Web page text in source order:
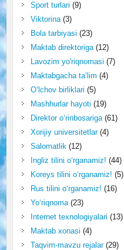
Sport turlari (9)
Viktorina(3)
Bola tarbiyasi (23)
Maktab direktoriga(12)
Lavozim yo'riqnomasi (7)
Maktabgacha ta’lim (4)
O‘lchov birliklari (5)
Mashhurlar hayoti (19)
Direktor o‘rinbosariga(61)
Xorijiy universitetlar(4)
Salomatlik(12)
Ingliz tilini o‘rganamiz! (44)
Koreys tilini o‘rganamiz! (5)
Rus tilini o‘rganamiz! (16)
Yo‘riqnoma(23)
Internet texnologiyalari (13)
Maktab xonasi (4)
Taqvim-mavzu rejalar(29)